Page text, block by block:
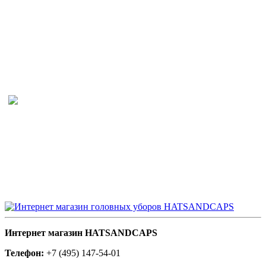
Интернет магазин HATSANDCAPS
Телефон: +7 (495) 147-54-01